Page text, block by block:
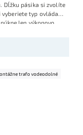
Dĺžku pásika si zvolíte
typ ovládača
len výkonovo
trafo vodeodolné